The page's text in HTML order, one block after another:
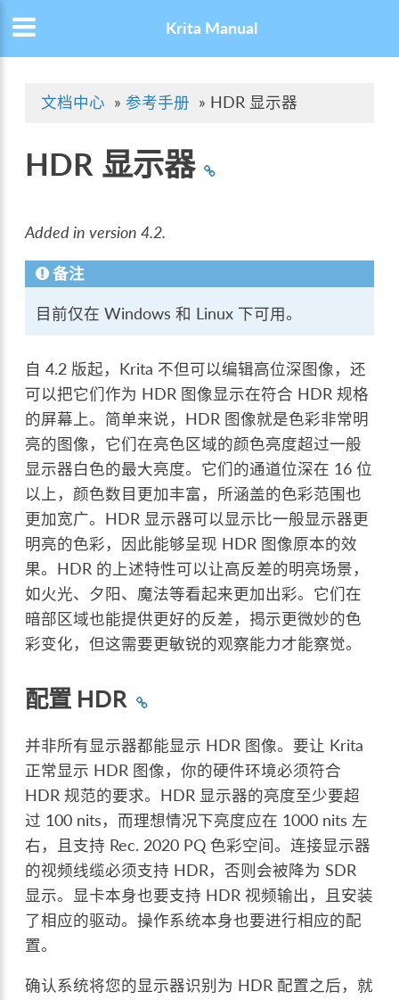
Krita Manual
文档中心 » 参考手册 » HDR 显示器
HDR 显示器
Added in version 4.2.
备注
目前仅在 Windows 和 Linux 下可用。
自 4.2 版起，Krita 不但可以编辑高位深图像，还
可以把它们作为 HDR 图像显示在符合 HDR 规格
的屏幕上。简单来说，HDR 图像就是色彩非常明
亮的图像，它们在亮色区域的颜色亮度超过一般
显示器白色的最大亮度。它们的通道位深在 16 位
以上，颜色数目更加丰富，所涵盖的色彩范围也
更加宽广。HDR 显示器可以显示比一般显示器更
明亮的色彩，因此能够呈现 HDR 图像原本的效
果。HDR 的上述特性可以让高反差的明亮场景，
如火光、夕阳、魔法等看起来更加出彩。它们在
暗部区域也能提供更好的反差，揭示更微妙的色
彩变化，但这需要更敏锐的观察能力才能察觉。
配置 HDR
并非所有显示器都能显示 HDR 图像。要让 Krita
正常显示 HDR 图像，你的硬件环境必须符合
HDR 规范的要求。HDR 显示器的亮度至少要超
过 100 nits，而理想情况下亮度应在 1000 nits 左
右，且支持 Rec. 2020 PQ 色彩空间。连接显示器
的视频线缆必须支持 HDR，否则会被降为 SDR
显示。显卡本身也要支持 HDR 视频输出，且安装
了相应的驱动。操作系统本身也要进行相应的配
置。
确认系统将您的显示器识别为 HDR 配置之后，就